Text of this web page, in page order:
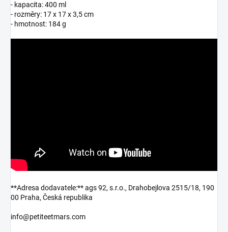
- kapacita: 400 ml
- rozměry: 17 x 17 x 3,5 cm
- hmotnost: 184 g
**Adresa dodavatele:** ags 92, s.r.o., Drahobejlova 2515/18, 190
00 Praha, Česká republika
info@petiteetmars.com